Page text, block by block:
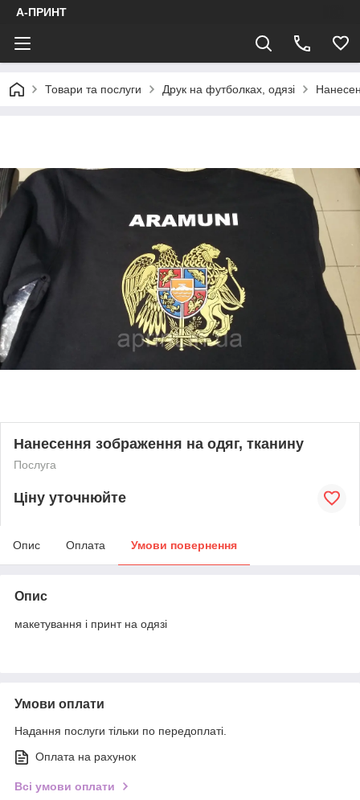
А-ПРИНТ
Товари та послуги Друк на футболках, одязі
Нанесення зображення на одяг, тканину
Послуга
Ціну уточнюйте
Опис Оплата Умови повернення
Опис
макетування і принт на одязі
Умови оплати
Надання послуги тільки по передоплаті.
Оплата на рахунок
Всі умови оплати